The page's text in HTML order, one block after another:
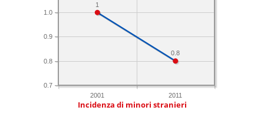
2001 2011
0.7
0.8
0.9
1.0
0.8
1
Incidenza di minori stranieri